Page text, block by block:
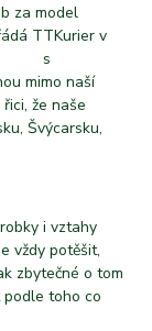
za model
TTKurier v
s
mimo naší
že naše
Švýcarsku,
i vztahy
vždy potěšit,
zbytečné o tom
toho co